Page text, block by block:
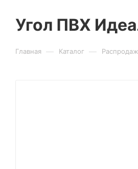
Угол ПВХ
Главная — Каталог —